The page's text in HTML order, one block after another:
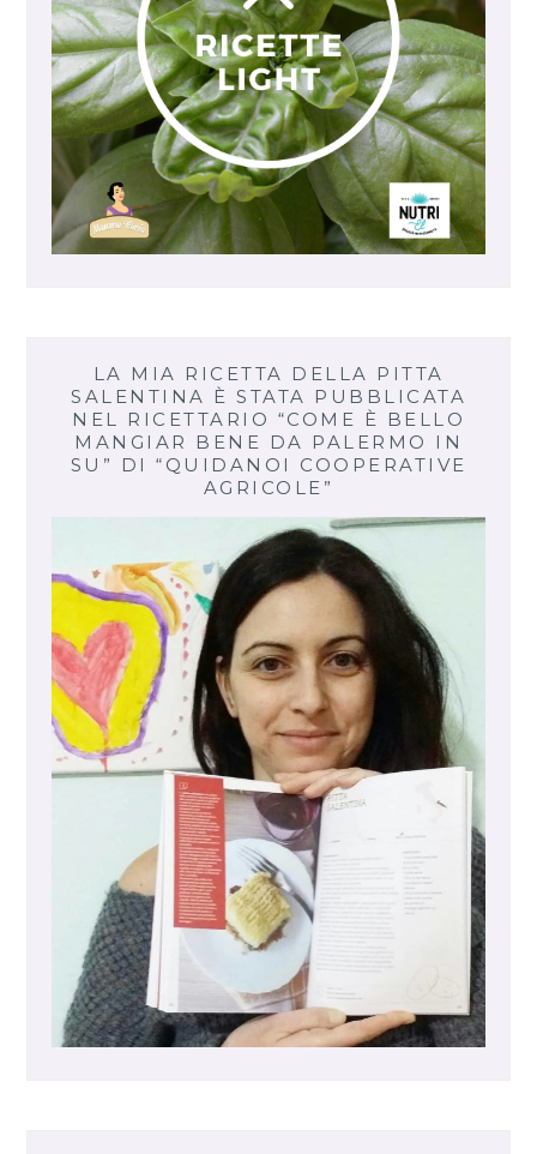
LA MIA RICETTA DELLA PITTA
SALENTINA È STATA PUBBLICATA
NEL RICETTARIO “COME È BELLO
MANGIAR BENE DA PALERMO IN
SU” DI “QUIDANOI COOPERATIVE
AGRICOLE”